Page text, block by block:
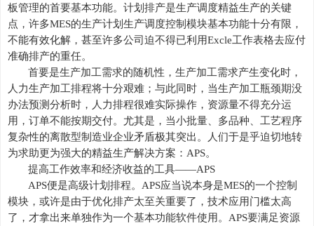
板管理的首要基本功能。计划排产是生产调度精益生产的关键
点，许多MES的生产计划生产调度控制模块基本功能十分有限，
不能有效化解，甚至许多公司迫不得已利用Excle工作表格去应付
准确排产的重任。
首要是生产加工需求的随机性，生产加工需求产生变化时，
人力生产加工排程将十分艰难；与此同时，当生产加工瓶颈期没
办法预测分析时，人力排程很难实际操作，资源量不得充分运
用，订单不能按期交付。尤其是，当小批量、多品种、工艺程序
复杂性的离散型制造业企业矛盾极其突出。人们于是乎迫切地转
为求助更为强大的精益生产解决方案： APS。
提高工作效率和经济收益的工具——APS
APS便是高级计划排程。APS应当说本身是MES的一个控制
模块，或许是由于优化排产太至关重要了，技术应用门槛太高
了，才拿出来单独作为一个基本功能软件使用。APS要满足资源